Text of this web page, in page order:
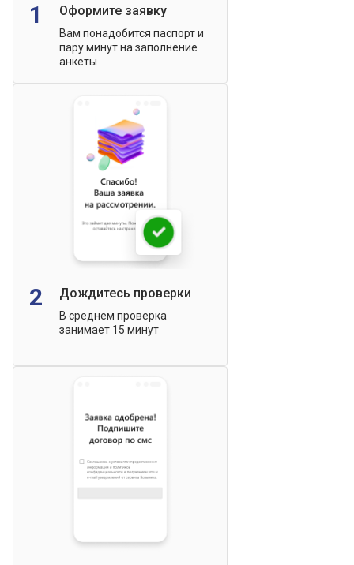
1 Оформите заявку
Вам понадобится паспорт и
пару минут на заполнение
анкеты
2 Дождитесь проверки
В среднем проверка
занимает 15 минут